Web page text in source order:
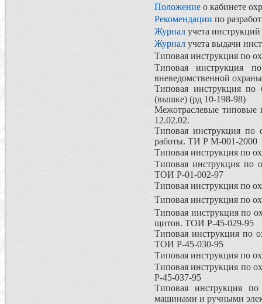
Положение о кабинете
Рекомендации по
Журнал учета
Журнал учета выдачи
Типовая инструкция по
Типовая инструкция
вневедомственной
Типовая инструкция по
(вышке) (рд 10-198-98)
Межотраслевые типовые
12.02.02.
Типовая инструкция по
работы. ТИ Р М-001-2000
Типовая инструкция по
Типовая инструкция
ТОИ Р-01-002-97
Типовая инструкция по
Типовая инструкция по
Типовая инструкция по
щитов. ТОИ Р-45-029-95
Типовая инструкция по
ТОИ Р-45-030-95
Типовая инструкция по
Типовая инструкция по
Р-45-037-95
Типовая инструкция
машинами и ручными